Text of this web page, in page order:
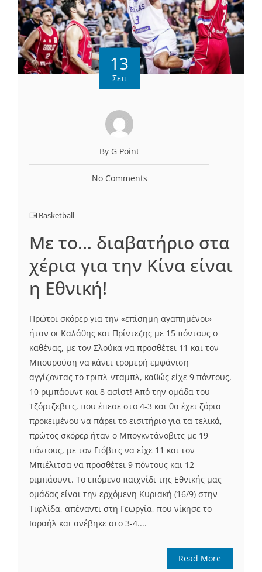
13
Σεπ
By G Point
No Comments
Basketball
Με το… διαβατήριο στα
χέρια για την Κίνα είναι
η Εθνική!
Πρώτοι σκόρερ για την «επίσημη αγαπημένοι»
ήταν οι Καλάθης και Πρίντεζης με 15 πόντους ο
καθένας, με τον Σλούκα να προσθέτει 11 και τον
Μπουρούση να κάνει τρομερή εμφάνιση
αγγίζοντας το τριπλ-νταμπλ, καθώς είχε 9 πόντους,
10 ριμπάουντ και 8 ασίστ! Από την ομάδα του
Τζόρτζεβιτς, που έπεσε στο 4-3 και θα έχει ζόρια
προκειμένου να πάρει το εισιτήριο για τα τελικά,
πρώτος σκόρερ ήταν ο Μπογκντάνοβιτς με 19
πόντους, με τον Γιόβιτς να είχε 11 και τον
Μπιέλιτσα να προσθέτει 9 πόντους και 12
ριμπάουντ. Το επόμενο παιχνίδι της Εθνικής μας
ομάδας είναι την ερχόμενη Κυριακή (16/9) στην
Τιφλίδα, απέναντι στη Γεωργία, που νίκησε το
Ισραήλ και ανέβηκε στο 3-4....
Read More